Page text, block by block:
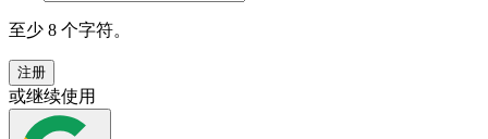
至少 8 个字符。
注册
或继续使用